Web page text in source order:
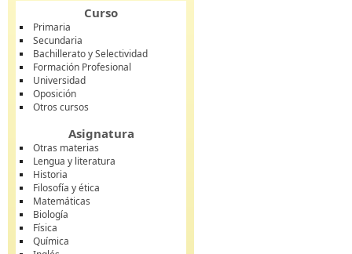
Curso
Primaria
Secundaria
Bachillerato y Selectividad
Formación Profesional
Universidad
Oposición
Otros cursos
Asignatura
Otras materias
Lengua y literatura
Historia
Filosofía y ética
Matemáticas
Biología
Física
Química